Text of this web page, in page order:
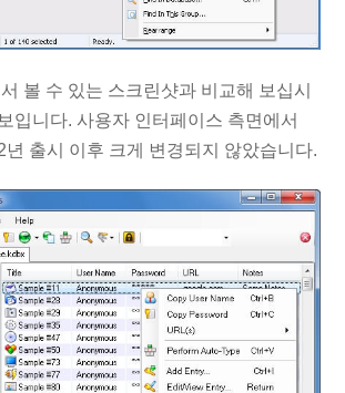
볼 수 있는 스크린샷과 비교해 보십시
입니다. 사용자 인터페이스 측면에서
년 출시 이후 크게 변경되지 않았습니다.